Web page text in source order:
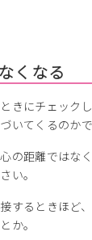
くなる
きにチェック
いてくるのかで
の距離ではな
い。
するときほど
か。